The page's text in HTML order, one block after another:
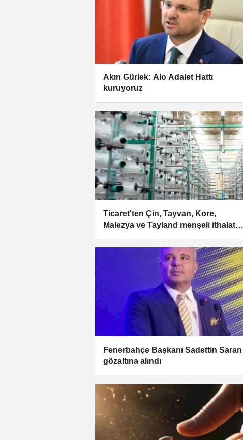
Akın Gürlek: Alo Adalet Hattı
kuruyoruz
Ticaret'ten Çin, Tayvan, Kore,
Malezya ve Tayland menşeli ithalatta
Fenerbahçe Başkanı Sadettin Saran
gözaltına alındı